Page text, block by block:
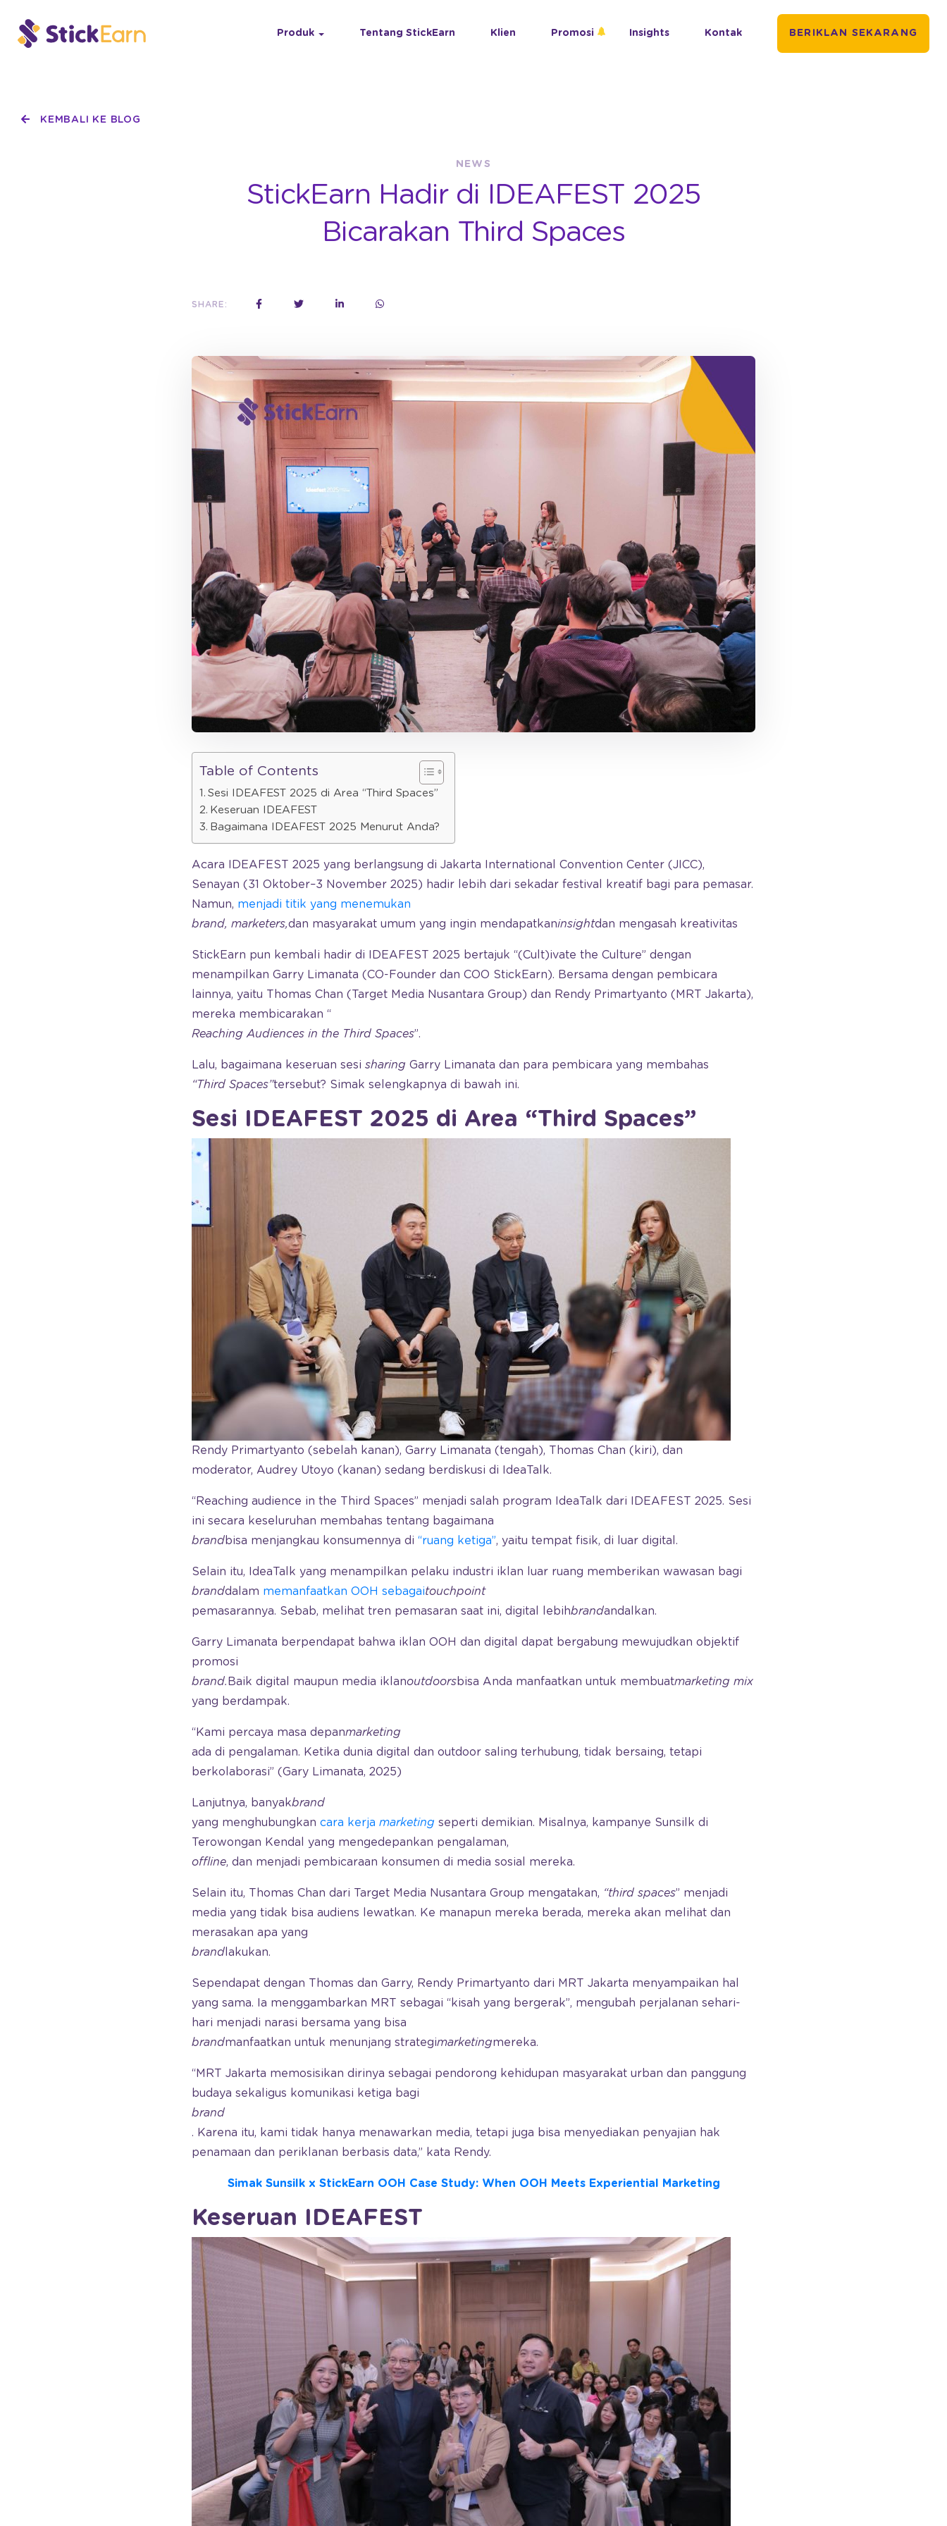
Produk Tentang StickEarn Klien Promosi Insights Kontak BERIKLAN SEKARANG
KEMBALI KE BLOG
NEWS
StickEarn Hadir di IDEAFEST 2025
Bicarakan Third Spaces
SHARE:
Table of Contents
Sesi IDEAFEST 2025 di Area “Third Spaces”
Keseruan IDEAFEST
Bagaimana IDEAFEST 2025 Menurut Anda?
Acara IDEAFEST 2025 yang berlangsung di Jakarta International Convention Center (JICC),
Senayan (31 Oktober–3 November 2025) hadir lebih dari sekadar festival kreatif bagi para pemasar.
Namun, menjadi titik yang menemukan
brand, marketers,dan masyarakat umum yang ingin mendapatkaninsightdan mengasah kreativitas
StickEarn pun kembali hadir di IDEAFEST 2025 bertajuk “(Cult)ivate the Culture” dengan
menampilkan Garry Limanata (CO-Founder dan COO StickEarn). Bersama dengan pembicara
lainnya, yaitu Thomas Chan (Target Media Nusantara Group) dan Rendy Primartyanto (MRT Jakarta),
mereka membicarakan “
Reaching Audiences in the Third Spaces”.
Lalu, bagaimana keseruan sesi sharing Garry Limanata dan para pembicara yang membahas
“Third Spaces”tersebut? Simak selengkapnya di bawah ini.
Sesi IDEAFEST 2025 di Area “Third Spaces”
Rendy Primartyanto (sebelah kanan), Garry Limanata (tengah), Thomas Chan (kiri), dan
moderator, Audrey Utoyo (kanan) sedang berdiskusi di IdeaTalk.
“Reaching audience in the Third Spaces” menjadi salah program IdeaTalk dari IDEAFEST 2025. Sesi
ini secara keseluruhan membahas tentang bagaimana
brandbisa menjangkau konsumennya di “ruang ketiga”, yaitu tempat fisik, di luar digital.
Selain itu, IdeaTalk yang menampilkan pelaku industri iklan luar ruang memberikan wawasan bagi
branddalam memanfaatkan OOH sebagaitouchpoint
pemasarannya. Sebab, melihat tren pemasaran saat ini, digital lebihbrandandalkan.
Garry Limanata berpendapat bahwa iklan OOH dan digital dapat bergabung mewujudkan objektif
promosi
brand. Baik digital maupun media iklanoutdoorsbisa Anda manfaatkan untuk membuatmarketing mix
yang berdampak.
“Kami percaya masa depanmarketing
ada di pengalaman. Ketika dunia digital dan outdoor saling terhubung, tidak bersaing, tetapi
berkolaborasi” (Gary Limanata, 2025)
Lanjutnya, banyakbrand
yang menghubungkan cara kerja marketing seperti demikian. Misalnya, kampanye Sunsilk di
Terowongan Kendal yang mengedepankan pengalaman,
offline, dan menjadi pembicaraan konsumen di media sosial mereka.
Selain itu, Thomas Chan dari Target Media Nusantara Group mengatakan, “third spaces” menjadi
media yang tidak bisa audiens lewatkan. Ke manapun mereka berada, mereka akan melihat dan
merasakan apa yang
brand lakukan.
Sependapat dengan Thomas dan Garry, Rendy Primartyanto dari MRT Jakarta menyampaikan hal
yang sama. Ia menggambarkan MRT sebagai “kisah yang bergerak”, mengubah perjalanan sehari-
hari menjadi narasi bersama yang bisa
brandmanfaatkan untuk menunjang strategimarketingmereka.
“MRT Jakarta memosisikan dirinya sebagai pendorong kehidupan masyarakat urban dan panggung
budaya sekaligus komunikasi ketiga bagi
brand
. Karena itu, kami tidak hanya menawarkan media, tetapi juga bisa menyediakan penyajian hak
penamaan dan periklanan berbasis data,” kata Rendy.
Simak Sunsilk x StickEarn OOH Case Study: When OOH Meets Experiential Marketing
Keseruan IDEAFEST